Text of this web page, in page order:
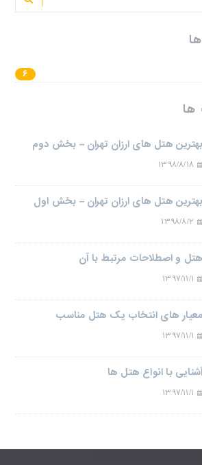
۶
بهترین هتل های ارزان تهران – بخش دوم
۱۳۹۸/۸/۱۸
بهترین هتل های ارزان تهران – بخش اول
۱۳۹۸/۸/۲
هتل و اصطلاحات مرتبط با آن
۱۳۹۷/۱۱/۱
معیار های انتخاب یک هتل مناسب
۱۳۹۷/۱۱/۱
با انواع هتل ها
۱۳۹۷/۱۱/۱